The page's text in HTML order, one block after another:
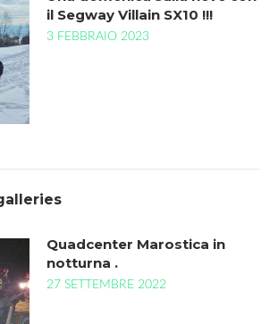
il Segway Villain SX10 !!!
3 FEBBRAIO 2023
Quadcenter Marostica in
notturna .
27 SETTEMBRE 2022